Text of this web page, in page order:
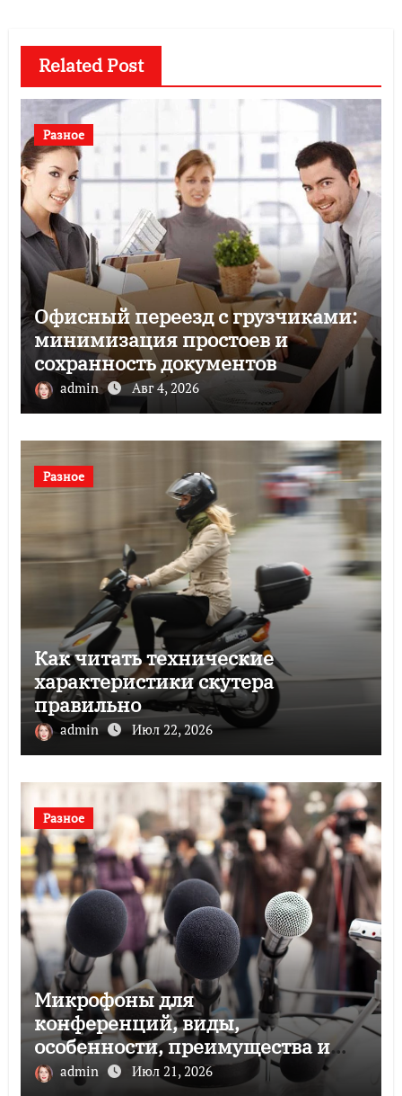
Related Post
Разное
Офисный переезд с грузчиками:
минимизация простоев и
сохранность документов
admin Авг 4, 2026
Разное
Как читать технические
характеристики скутера
правильно
admin Июл 22, 2026
Разное
Микрофоны для
конференций, виды,
особенности, преимущества и
советы по выбору
admin Июл 21, 2026